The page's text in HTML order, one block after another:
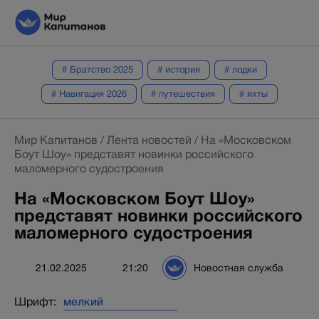
# Братство 2025 # история # лодки
# Навигация 2026 # путешествия # яхты
Мир Капитанов / Лента новостей / На «Московском
Боут Шоу» представят новинки российского
маломерного судостроения
На «Московском Боут Шоу»
представят новинки российского
маломерного судостроения
21.02.2025 21:20 Новостная служба
Шрифт: